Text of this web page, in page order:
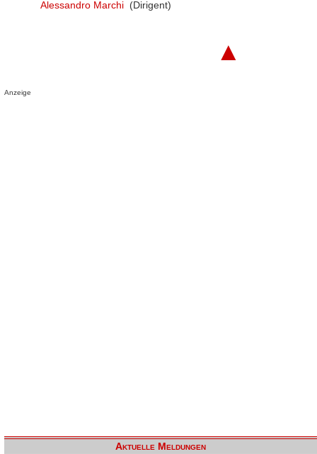
Alessandro Marchi (Dirigent)
▲
Anzeige
Aktuelle Meldungen